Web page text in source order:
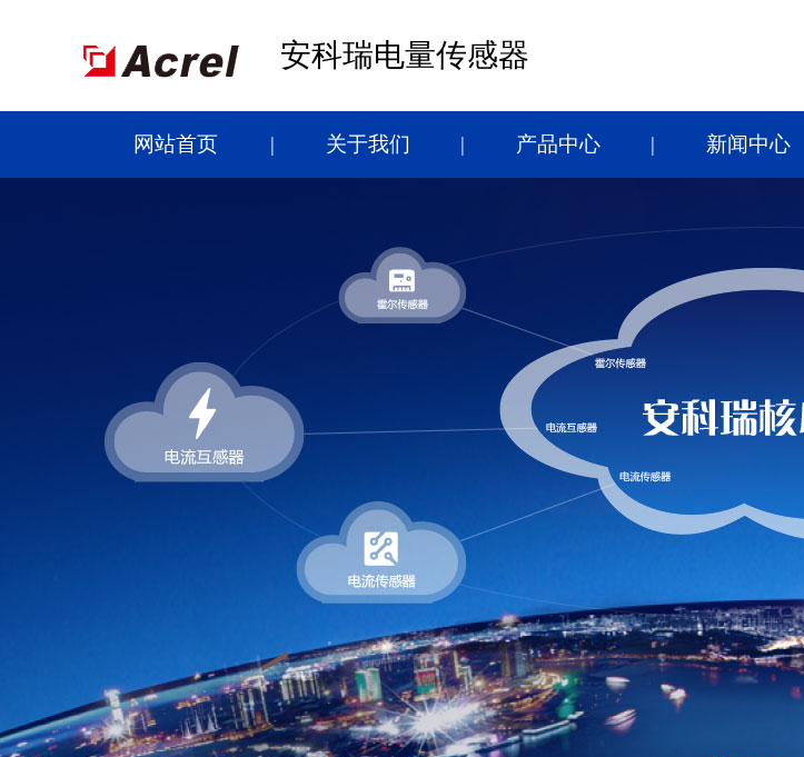
安科瑞电量传感器
网站首页 关于我们 产品中心 新闻中心